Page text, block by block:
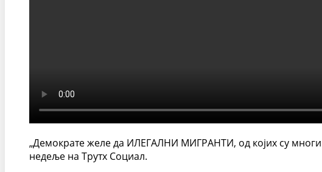
„Демократе желе да ИЛЕГАЛНИ МИГРАНТИ, од којих су
недеље на Трутх Социал.